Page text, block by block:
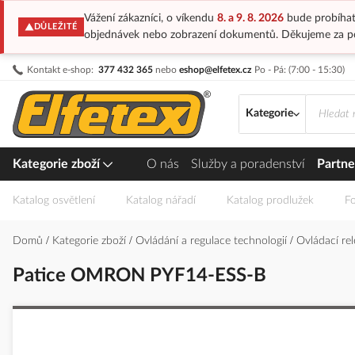
DŮLEŽITÉ
Vážení zákazníci, o víkendu 8. a 9. 8. 2026bude probíhat
objednávek nebo zobrazení dokumentů. Děkujeme za
Kontakt e-shop: 377 432 365 nebo eshop@elfetex.cz Po - Pá: (7:00 - 15:30)
Přejít
obsah
Kategorie
Kategorie zboží O nás Služby a poradenství
Katalog osvětlení Katalog nářadí Katalog prodlužek
Domů Kategorie zboží Ovládání a regulace technologií Ovládací
Patice OMRON PYF14-ESS-B